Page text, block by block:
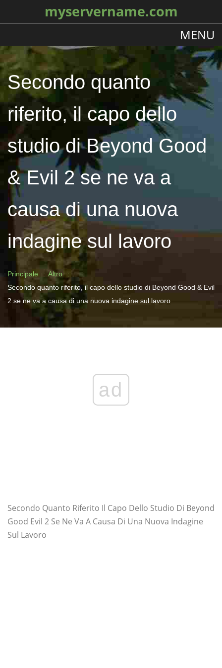
myservername.com
MENU
Secondo quanto
riferito, il capo dello
studio di Beyond Good
& Evil 2 se ne va a
causa di una nuova
indagine sul lavoro
Principale
Altro
Secondo quanto riferito, il capo dello studio di Beyond Good & Evil
2 se ne va a causa di una nuova indagine sul lavoro
ad
Secondo Quanto Riferito Il Capo Dello Studio Di Beyond
Good Evil 2 Se Ne Va A Causa Di Una Nuova Indagine
Sul Lavoro